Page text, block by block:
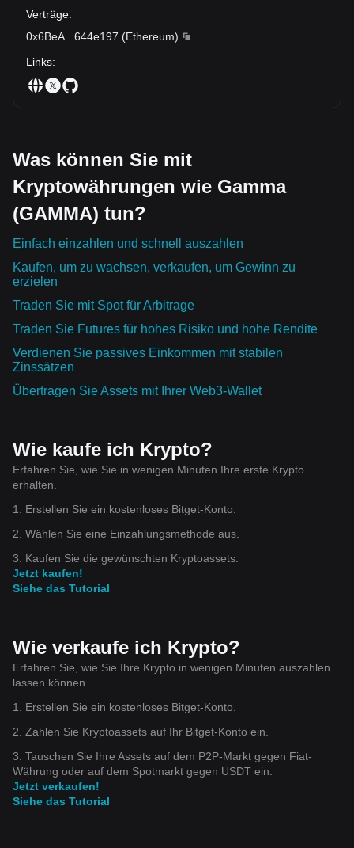
Verträge:
0x6BeA
644e197 (Ethereum)
Links:
Was können Sie mit
Kryptowährungen wie Gamma
(GAMMA) tun?
Einfach einzahlen und schnell auszahlen
Kaufen, um zu wachsen, verkaufen, um Gewinn zu
erzielen
Traden Sie mit Spot für Arbitrage
Traden Sie Futures für hohes Risiko und hohe Rendite
Verdienen Sie passives Einkommen mit stabilen
Zinssätzen
Übertragen Sie Assets mit Ihrer Web3-Wallet
Wie kaufe ich Krypto?
Erfahren Sie, wie Sie in wenigen Minuten Ihre erste Krypto
erhalten.
1. Erstellen Sie ein kostenloses Bitget-Konto.
2. Wählen Sie eine Einzahlungsmethode aus.
3. Kaufen Sie die gewünschten Kryptoassets.
Jetzt kaufen!
Siehe das Tutorial
Wie verkaufe ich Krypto?
Erfahren Sie, wie Sie Ihre Krypto in wenigen Minuten auszahlen
lassen können.
1. Erstellen Sie ein kostenloses Bitget-Konto.
2. Zahlen Sie Kryptoassets auf Ihr Bitget-Konto ein.
3. Tauschen Sie Ihre Assets auf dem P2P-Markt gegen Fiat-
Währung oder auf dem Spotmarkt gegen USDT ein.
Jetzt verkaufen!
Siehe das Tutorial